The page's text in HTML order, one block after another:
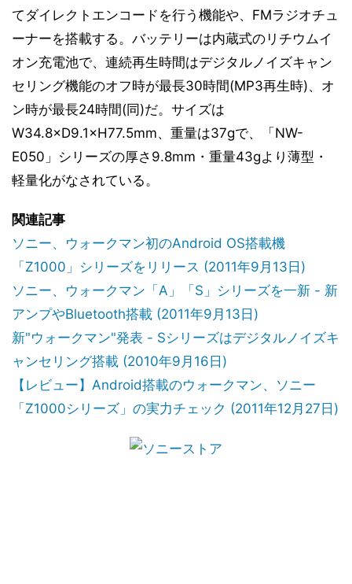
てダイレクトエンコードを行う機能や、FMラジオチュ
ーナーを搭載する。バッテリーは内蔵式のリチウムイ
オン充電池で、連続再生時間はデジタルノイズキャン
セリング機能のオフ時が最長30時間(MP3再生時)、オ
ン時が最長24時間(同)だ。サイズは
W34.8×D9.1×H77.5mm、重量は37gで、「NW-
E050」シリーズの厚さ9.8mm・重量43gより薄型・
軽量化がなされている。
関連記事
ソニー、ウォークマン初のAndroid OS搭載機
「Z1000」シリーズをリリース (2011年9月13日)
ソニー、ウォークマン「A」「S」シリーズを一新 - 新
アンプやBluetooth搭載 (2011年9月13日)
新"ウォークマン"発表 - Sシリーズはデジタルノイズキ
ャンセリング搭載 (2010年9月16日)
【レビュー】Android搭載のウォークマン、ソニー
「Z1000シリーズ」の実力チェック (2011年12月27日)